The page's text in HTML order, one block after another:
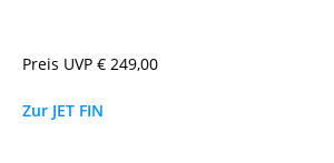
Preis UVP € 249,00
Zur JET FIN